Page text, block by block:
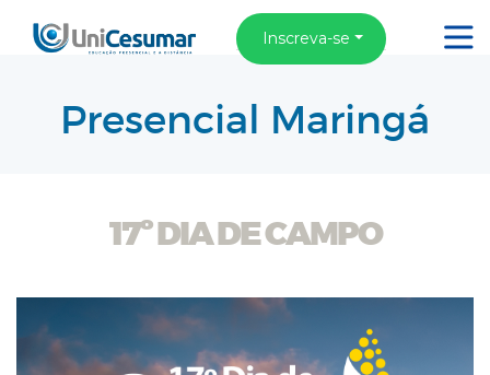
Inscreva-se
Presencial Maringá
17º DIA DE CAMPO